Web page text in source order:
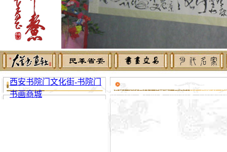
西安书院门文化街-书院门
书画商城
书法者，东方白大草书画社，西安碑林，书院门，
书法，草书，西安书法家，中国书法家，